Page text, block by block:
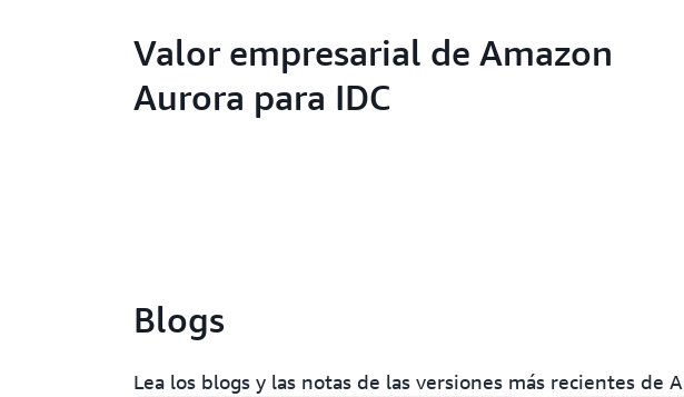
Valor empresarial de Amazon
Aurora para IDC
Blogs
Lea los blogs y las notas de las versiones más recientes de